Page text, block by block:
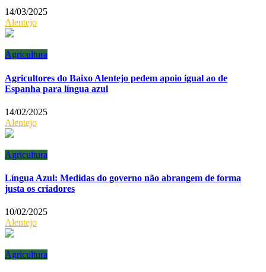
14/03/2025
Alentejo
Agricultura
Agricultores do Baixo Alentejo pedem apoio igual ao de
Espanha para língua azul
14/02/2025
Alentejo
Agricultura
Língua Azul: Medidas do governo não abrangem de forma
justa os criadores
10/02/2025
Alentejo
Agricultura